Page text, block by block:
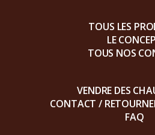
TOUS LES
LE
TOUS NOS
VENDRE DES
CONTACT /
FAQ